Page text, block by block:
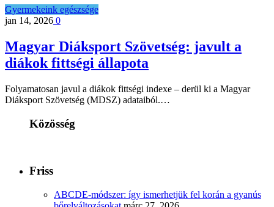
Gyermekeink egészsége
jan 14, 2026 0
Magyar Diáksport Szövetség: javult a
diákok fittségi állapota
Folyamatosan javul a diákok fittségi indexe – derül ki a Magyar
Diáksport Szövetség (MDSZ) adataiból.…
Közösség
Friss
ABCDE‑módszer: így ismerhetjük fel korán a gyanús